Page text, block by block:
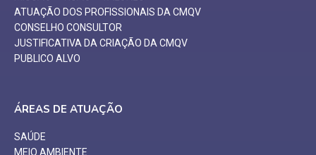
ATUAÇÃO DOS PROFISSIONAIS DA CMQV
CONSELHO CONSULTOR
JUSTIFICATIVA DA CRIAÇÃO DA CMQV
PUBLICO ALVO
ÁREAS DE ATUAÇÃO
SAÚDE
MEIO AMBIENTE